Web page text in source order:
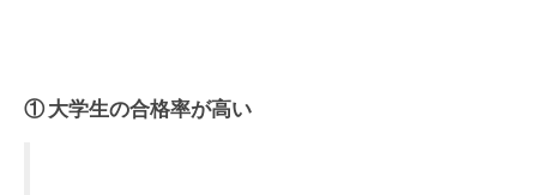
① 大学生の合格率が高い